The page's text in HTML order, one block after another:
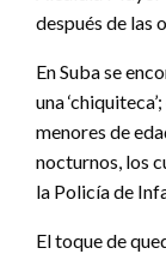
después de las
En Suba se
una
menores de
nocturnos, los
la Policía de
El toque de